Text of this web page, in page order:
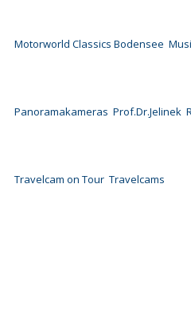
Motorworld Classics Bodensee
Panoramakameras Prof.Dr.Jelinek
Travelcam on Tour Travelcams